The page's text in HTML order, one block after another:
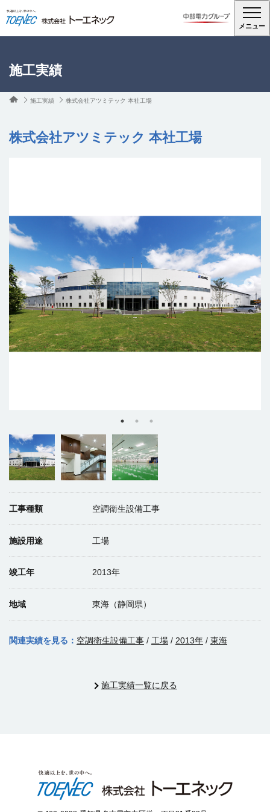
メニュー
施工実績
施工実績 株式会社アツミテック 本社工場
株式会社アツミテック 本社工場
工事種類 空調衛生設備工事
施設用途 工場
竣工年 2013年
地域 東海（静岡県）
関連実績を見る： 空調衛生設備工事 / 工場 / 2013年 / 東海
施工実績一覧に戻る